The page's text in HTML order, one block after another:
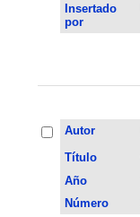
Insertado
por
Autor
Título
Año
Número